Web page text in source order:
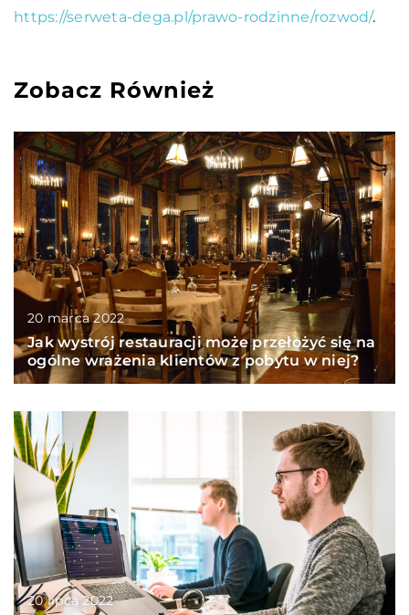
https://serweta-dega.pl/prawo-rodzinne/rozwod/.
Zobacz Również
20 marca 2022
Jak wystrój restauracji może przełożyć się na
ogólne wrażenia klientów z pobytu w niej?
20 lipca 2022